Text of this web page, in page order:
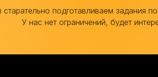
подготавливаем задания
У нас нет ограничений, будет